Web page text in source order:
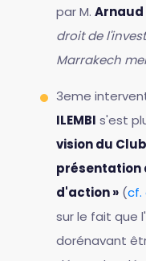
par M. Arnaud
droit de
Marrakech
3eme
ILEMBI s'est
vision du
présentation
d'action » (cf.
sur le fait que
dorénavant